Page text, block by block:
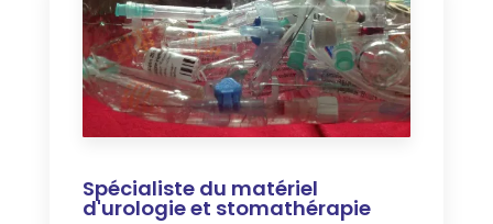
Spécialiste du matériel
d'urologie et stomathérapie